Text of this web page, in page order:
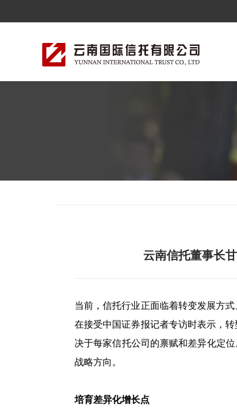
云南信托董事长
当前，信托行业正面临着转变发展方
在接受中国证券报记者专访时表示，
决于每家信托公司的禀赋和差异化定
战略方向。
培育差异化增长点